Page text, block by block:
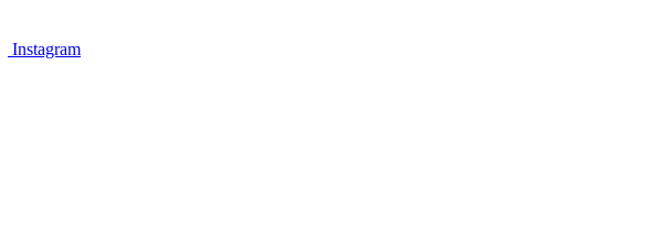
Instagram